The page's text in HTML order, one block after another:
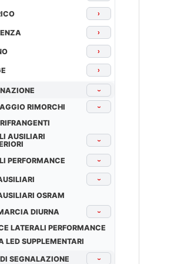
›
›
›
›
›
RIMORCHI ›
AUSILIARI
›
PERFORMANCE ›
›
OSRAM
DIURNA
›
LATERALI PERFORMANCE
LED SUPPLEMENTARI
SEGNALAZIONE
›